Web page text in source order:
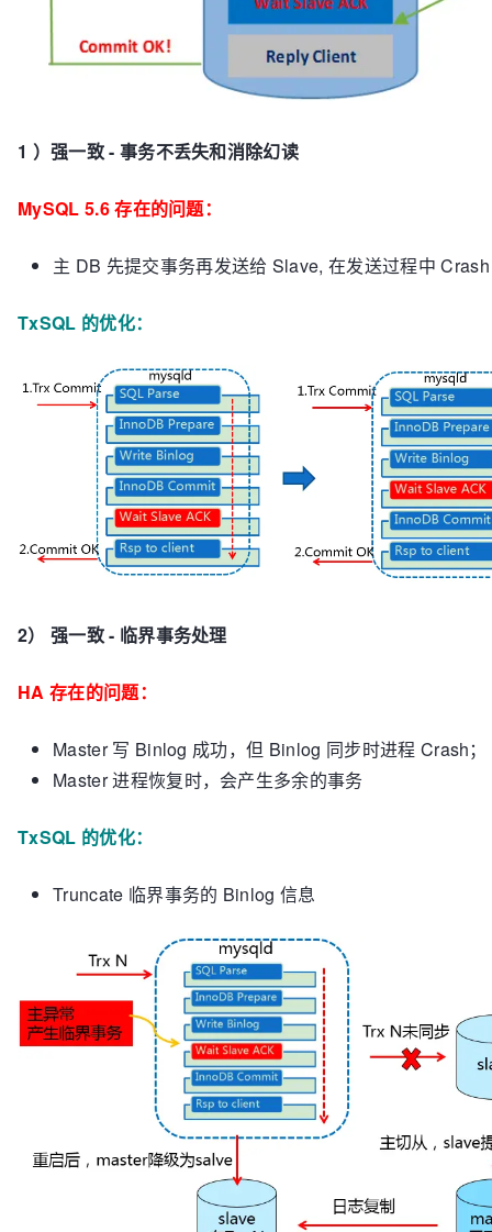
1 ）强一致 - 事务不丢失和消除幻读
MySQL 5.6 存在的问题：
主 DB 先提交事务再发送给 Slave, 在发送过程中
TxSQL 的优化：
2） 强一致 - 临界事务处理
HA 存在的问题：
Master 写 Binlog 成功，但 Binlog 同步时进程 Crash；
Master 进程恢复时，会产生多余的事务
TxSQL 的优化：
Truncate 临界事务的 Binlog 信息